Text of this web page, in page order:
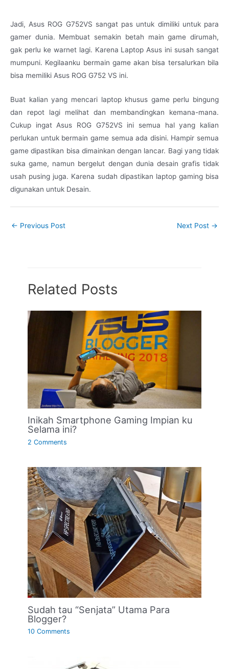
Jadi, Asus ROG G752VS sangat pas untuk dimiliki untuk para
gamer dunia. Membuat semakin betah main game dirumah,
gak perlu ke warnet lagi. Karena Laptop Asus ini susah sangat
mumpuni. Kegilaanku bermain game akan bisa tersalurkan bila
bisa memiliki Asus ROG G752 VS ini.
Buat kalian yang mencari laptop khusus game perlu bingung
dan repot lagi melihat dan membandingkan kemana-mana.
Cukup ingat Asus ROG G752VS ini semua hal yang kalian
perlukan untuk bermain game semua ada disini. Hampir semua
game dipastikan bisa dimainkan dengan lancar. Bagi yang tidak
suka game, namun bergelut dengan dunia desain grafis tidak
usah pusing juga. Karena sudah dipastikan laptop gaming bisa
digunakan untuk Desain.
← Previous Post Next Post →
Related Posts
Inikah Smartphone Gaming Impian ku
Selama ini?
2 Comments
Sudah tau “Senjata” Utama Para
Blogger?
10 Comments